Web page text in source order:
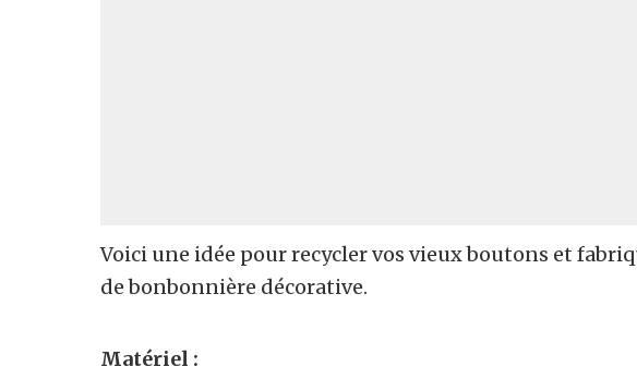
Voici une idée pour recycler vos vieux boutons et
de bonbonnière décorative.
Matériel :